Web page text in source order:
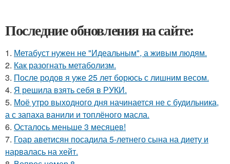
Последние обновления на сайте:
1. Метабуст нужен не "Идеальным", а живым людям.
2. Как разогнать метаболизм.
3. После родов я уже 25 лет борюсь с лишним весом.
4. Я решила взять себя в РУКИ.
5. Моё утро выходного дня начинается не с будильника,
а с запаха ванили и топлёного масла.
6. Осталось меньше 3 месяцев!
7. Гоар аветисян посадила 5-летнего сына на диету и
нарвалась на хейт.